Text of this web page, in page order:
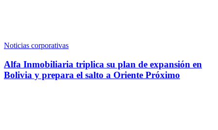
Noticias corporativas
Alfa Inmobiliaria triplica su plan de expansión en
Bolivia y prepara el salto a Oriente Próximo